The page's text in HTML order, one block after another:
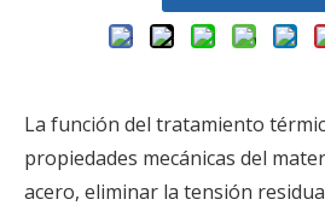
La función del tratamiento
propiedades mecánicas del
acero, eliminar la tensión